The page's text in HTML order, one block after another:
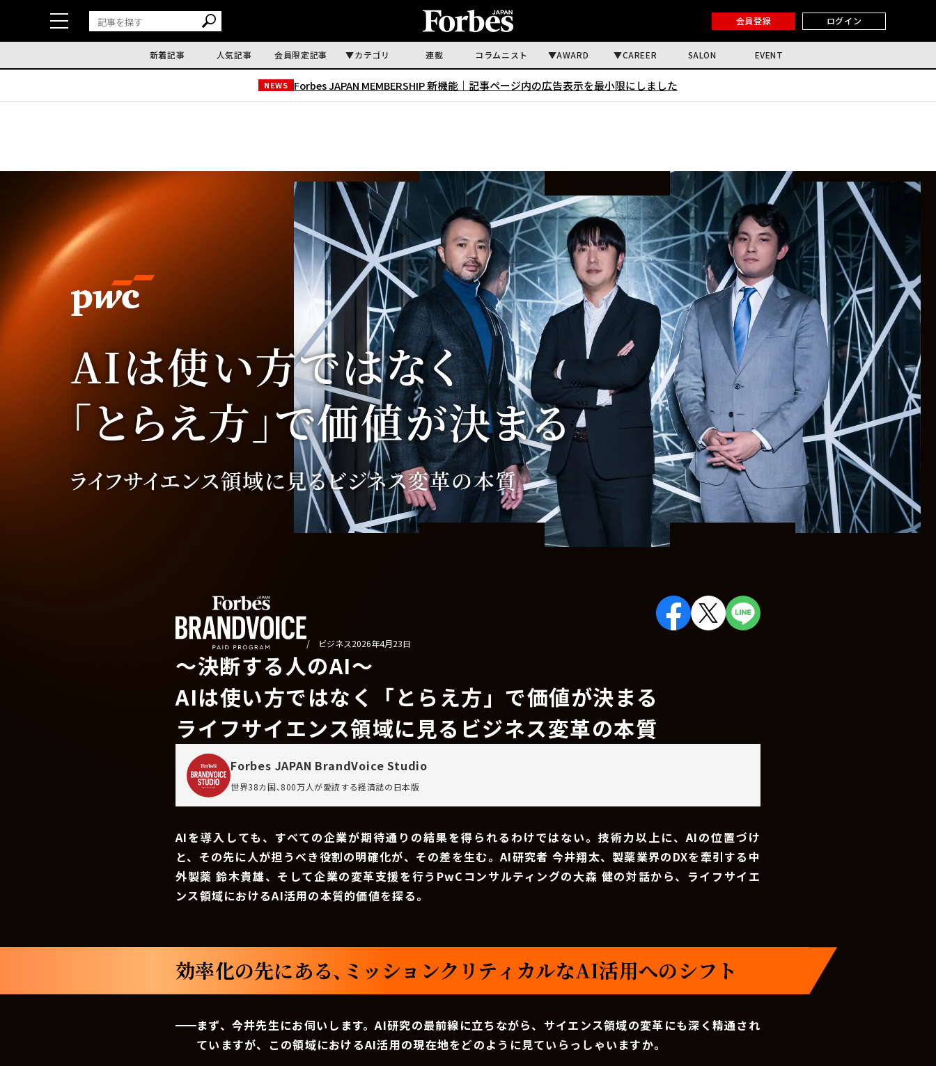
会員登録 ログイン
新着記事 人気記事 会員限定記事 カテゴリ 連載 コラムニスト AWARD CAREER SALON EVENT
NEWS Forbes JAPAN MEMBERSHIP 新機能｜ 記事ページ内の広告表示を最小限にしました
/ ビジネス2026年4月23日
〜決断する人のAI〜
AIは使い方ではなく「とらえ方」で価値が決まる
ライフサイエンス領域に見るビジネス変革の本質
Forbes JAPAN BrandVoice Studio
世界38カ国､800万人が愛読する経済誌の日本版
AIを導入しても、すべての企業が期待通りの結果を得られるわけではない。技術力以上に、AIの位置づけ
と、その先に人が担うべき役割の明確化が、その差を生む。AI研究者 今井翔太、製薬業界のDXを牽引する中
外製薬 鈴木貴雄、そして企業の変革支援を行うPwCコンサルティングの大森 健の対話から、ライフサイエ
ンス領域におけるAI活用の本質的価値を探る。
効率化の先にある、ミッションクリティカルなAI活用へのシフト
まず、今井先生にお伺いします。AI研究の最前線に立ちながら、サイエンス領域の変革にも深く精通され
ていますが、この領域におけるAI活用の現在地をどのように見ていらっしゃいますか。